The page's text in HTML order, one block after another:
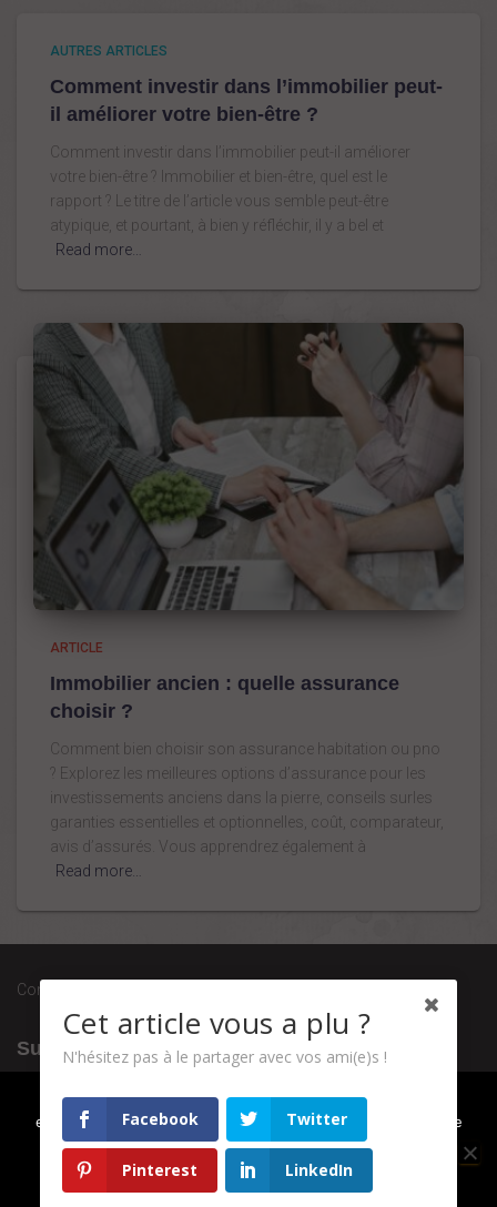
AUTRES ARTICLES
Comment investir dans l’immobilier peut-
il améliorer votre bien-être ?
Comment investir dans l’immobilier peut-il améliorer
votre bien-être ? Immobilier et bien-être, quel est le
rapport ? Le titre de l’article vous semble peut-être
atypique, et pourtant, à bien y réfléchir, il y a bel et
Read more…
ARTICLE
Immobilier ancien : quelle assurance
choisir ?
Comment bien choisir son assurance habitation ou pno
? Explorez les meilleures options d’assurance pour les
investissements anciens dans la pierre, conseils surles
garanties essentielles et optionnelles, coût, comparateur,
avis d’assurés. Vous apprendrez également à
Read more…
Conditions générales de vente
Suivez-nous
Cet article vous a plu ?
N'hésitez pas à le partager avec vos ami(e)s !
Facebook Twitter
Pinterest LinkedIn
Nous utilisons des cookies pour vous garantir la meilleure
expérience sur notre site web. Si vous continuez à utiliser ce
site, nous supposerons que vous en êtes satisfait.